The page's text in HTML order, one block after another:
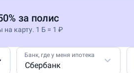
за полис
на карту. 1 Б = 1 ₽
Банк, где у меня ипотека